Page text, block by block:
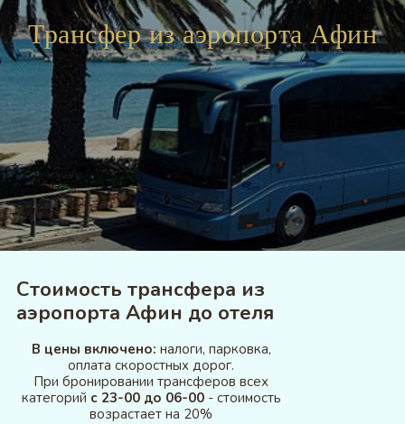
Трансфер из аэропорта Афин
Стоимость трансфера из
аэропорта Афин до отеля
В цены включено: налоги, парковка,
оплата скоростных дорог.
При бронировании трансферов всех
категорий с 23-00 до 06-00- стоимость
возрастает на 20%